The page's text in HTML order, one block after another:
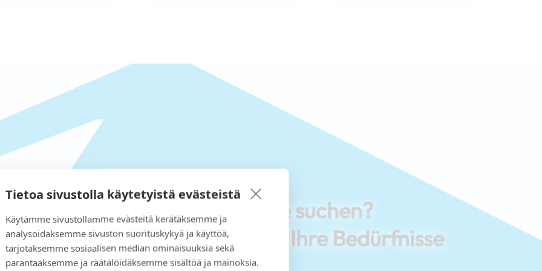
nicht finden, wonach Sie suchen?
wir werden eine Lösung für Ihre Bedürfnisse
Tietoa sivustolla käytetyistä evästeistä
Käytämme sivustollamme evästeitä kerätäksemme ja
analysoidaksemme sivuston suorituskykyä ja käyttöä,
tarjotaksemme sosiaalisen median ominaisuuksia sekä
parantaaksemme ja räätälöidäksemme sisältöä ja mainoksia.